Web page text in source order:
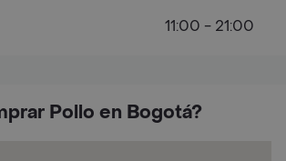
Pollo en Bogotá?
11:00 - 21:00